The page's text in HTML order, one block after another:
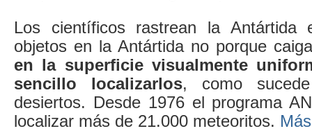
Los científicos rastrean la Antártida
objetos en la Antártida no porque
en la superficie visualmente
sencillo localizarlos, como
desiertos. Desde 1976 el programa
localizar más de 21.000 meteoritos.